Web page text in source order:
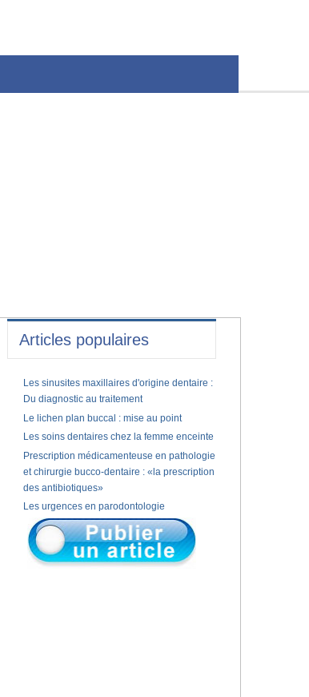
Articles populaires
Les sinusites maxillaires d'origine dentaire :
Du diagnostic au traitement
Le lichen plan buccal : mise au point
Les soins dentaires chez la femme enceinte
Prescription médicamenteuse en pathologie
et chirurgie bucco-dentaire : «la prescription
des antibiotiques»
Les urgences en parodontologie